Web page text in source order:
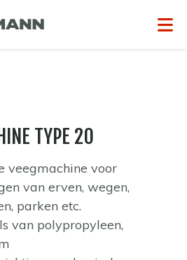
TYPE 20
veegmachine voor
van erven, wegen,
parken etc.
van polypropyleen,